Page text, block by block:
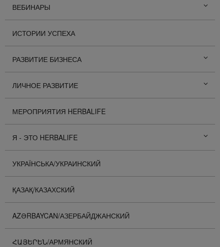
ВЕБИНАРЫ
ИСТОРИИ УСПЕХА
РАЗВИТИЕ БИЗНЕСА
ЛИЧНОЕ РАЗВИТИЕ
МЕРОПРИЯТИЯ HERBALIFE
Я - ЭТО HERBALIFE
УКРАЇНСЬКА/УКРАИНСКИЙ
ҚАЗАҚ/КАЗАХСКИЙ
AZƏRBAYCAN/АЗЕРБАЙДЖАНСКИЙ
ՀԱՅԵՐԵՆ/АРМЯНСКИЙ